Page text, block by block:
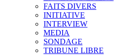
FAITS DIVERS
INITIATIVE
INTERVIEW
MEDIA
SONDAGE
TRIBUNE LIBRE